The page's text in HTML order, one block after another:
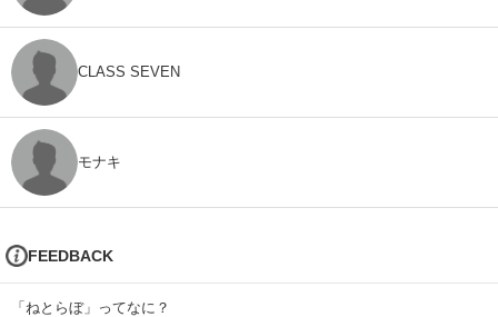
CLASS SEVEN
モナキ
FEEDBACK
「ねとらぼ」ってなに？